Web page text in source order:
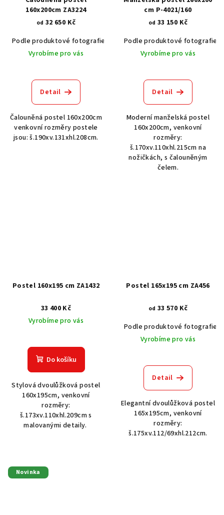
160x200cm ZA3224
od 32 650 Kč
Podle produktové fotografie
Bílá Bílá s patinou BT9001-A6
Vyrobíme pro vás
Detail
Čalouněná postel 160x200cm
venkovní rozměry postele
jsou: š.190xv.131xhl.208cm.
cm P-4021/160
od 33 150 Kč
Podle produktové fotografie
Vyrobíme pro vás
Detail
Moderní manželská postel
160x200cm, venkovní
rozměry:
š.170xv.110xhl.215cm na
nožičkách, s čalouněným
čelem.
Postel 160x195 cm ZA1432
33 400 Kč
Vyrobíme pro vás
Do košíku
Stylová dvoulůžková postel
160x195cm, venkovní
rozměry:
š.173xv.110xhl.209cm s
malovanými detaily.
Postel 165x195 cm ZA456
od 33 570 Kč
Podle produktové fotografie
Vyrobíme pro vás
Detail
Elegantní dvoulůžková postel
165x195cm, venkovní
rozměry:
š.175xv.112/69xhl.212cm.
Novinka